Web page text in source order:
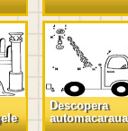
Descopera